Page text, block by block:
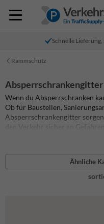
Schnelle
Rammschutz
Absperrschrankengitter
Wenn du Absperrschranken
Ob für Baustellen,
Absperrschrankengitter
den Verkehr sicher an
aus stoßabsorbierendem,
über reflektierende Folien
Sichtbarkeit. Mit optionalen
eine stabile und sofort
erfährst du alles Wichtige
Ähnliche